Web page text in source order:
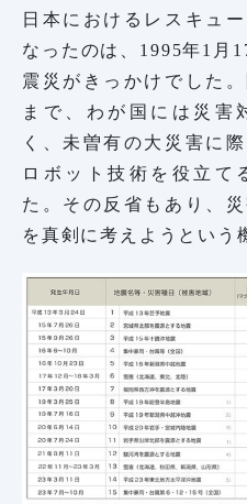
日本におけるレスキュ
なったのは、1995年1月
震災がきっかけでした
まで、わが国には災害
く、未曽有の大災害に
ロボット技術を役立て
た。その反省もあり、
を真剣に考えようという